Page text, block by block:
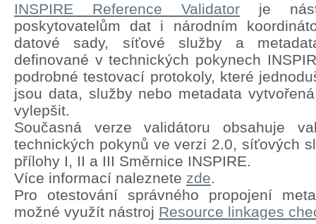
INSPIRE Reference Validator je
poskytovatelům dat i národním
datové sady, síťové služby a
definované v technických pokynech
podrobné testovací protokoly, které
jsou data, služby nebo metadata
vylepšit.
Současná verze validátoru obsahuje
technických pokynů ve verzi 2.0, síťových
přílohy I, II a III Směrnice INSPIRE.
Více informací naleznete zde.
Pro otestování správného propojení
možné využít nástroj Resource linkages